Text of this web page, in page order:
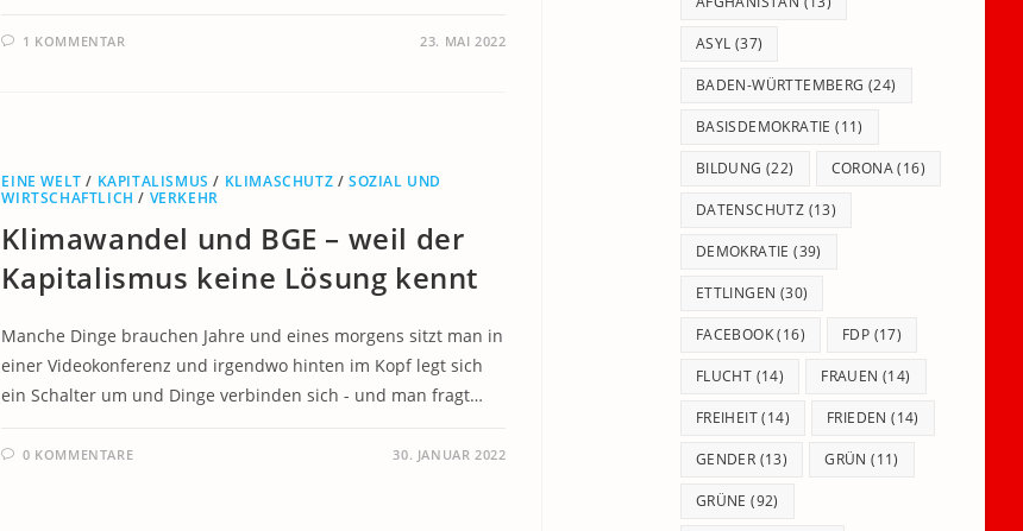
1 KOMMENTAR 23. MAI 2022
EINE WELT / KAPITALISMUS / KLIMASCHUTZ / SOZIAL UND
WIRTSCHAFTLICH / VERKEHR
Klimawandel und BGE – weil der
Kapitalismus keine Lösung kennt
Manche Dinge brauchen Jahre und eines morgens sitzt man in
einer Videokonferenz und irgendwo hinten im Kopf legt sich
ein Schalter um und Dinge verbinden sich - und man fragt…
0 KOMMENTARE 30. JANUAR 2022
ASYL (37)
BADEN-WÜRTTEMBERG (24)
BASISDEMOKRATIE (11)
BILDUNG (22) CORONA(16)
DATENSCHUTZ (13)
DEMOKRATIE (39)
ETTLINGEN (30)
FACEBOOK(16) FDP (17)
FLUCHT (14) FRAUEN (14)
FREIHEIT(14) FRIEDEN (14)
GENDER (13) GRÜN (11)
GRÜNE (92)